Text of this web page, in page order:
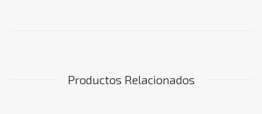
Productos Relacionados